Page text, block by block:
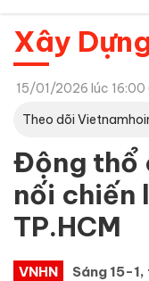
Xây
15/01/2026 lúc 16:00
Theo dõi
Động thổ
nối chiến
TP.HCM
VNHN
Sáng 15-